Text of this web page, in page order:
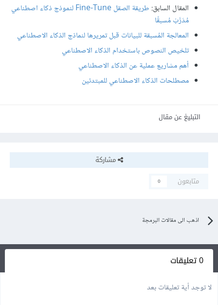
المقال السابق:
طريقة الصقل Fine-Tune لنموذج ذكاء اصطناعي
مُدَرَّبْ مُسبقًا
المعالجة المُسبقة للبيانات قبل تمريرها لنماذج الذكاء الاصطناعي
تلخيص النصوص باستخدام الذكاء الاصطناعي
أهم مشاريع عملية عن الذكاء الاصطناعي
مصطلحات الذكاء الاصطناعي للمبتدئين
التبليغ عن مقال
مشاركة
متابعون
0
اذهب الى مقالات البرمجة
0 تعليقات
لا توجد أية تعليقات بعد